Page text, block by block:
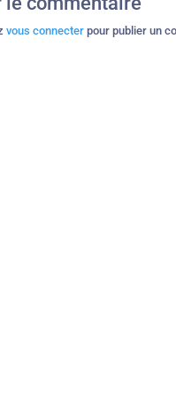
vous connecter pour publier un